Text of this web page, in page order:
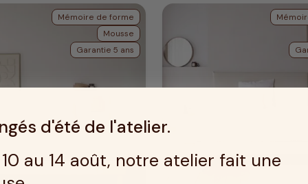
Mémoire de forme
Mousse
Garantie 5 ans
d'été de l'atelier.
au 14 août, notre atelier fait une